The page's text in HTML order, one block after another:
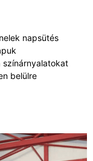
napsütés
belülre